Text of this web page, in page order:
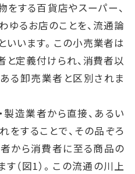
する百貨店やスーパー、
ゆるお店のことを、流通論
います。この小売業者は
定義付けられ、消費者以
る卸売業者と区別されま
造業者から直接、あるい
することで、その品ぞろ
から消費者に至る商品の
（図1）。この流通の川上